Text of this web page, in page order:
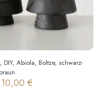
Abiola, Boltze, schwarz-
10,00 €